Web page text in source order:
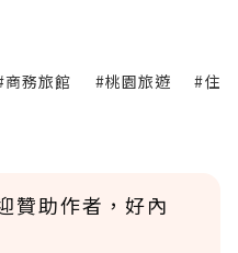
商務旅館 #桃園旅遊
#住
贊助作者，好內